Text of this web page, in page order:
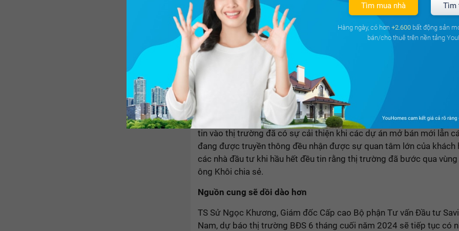
Phú Hữu, Quận 9 , Tp Hồ Chí Minh
"Hiện nay, số lượng nhân viên kinh doanh tại các DN BĐS đã tăng 20%
Các sàn giao dịch quay lại hoạt động tiếp tục tăng tạo ra nhiều cơ
nhân môi giới cũng như sự cạnh tranh lớn hơn giữa các DN môi
tin vào thị trường đã có sự cải thiện khi các dự án mở bán mới lẫn
đang được truyền thông đều nhận được sự quan tâm lớn của khách
các nhà đầu tư khi hầu hết đều tin rằng thị trường đã bước qua vùng
ông Khôi chia sẻ.
Nguồn cung sẽ dồi dào hơn
TS Sử Ngọc Khương, Giám đốc Cấp cao Bộ phận Tư vấn Đầu tư
Nam, dự báo thị trường BĐS 6 tháng cuối năm 2024 sẽ tiếp tục có
Tìm mua nhà Tìm
Hàng ngày, có hơn +2.600 bất động sản
bán/cho thuê trên nền tảng